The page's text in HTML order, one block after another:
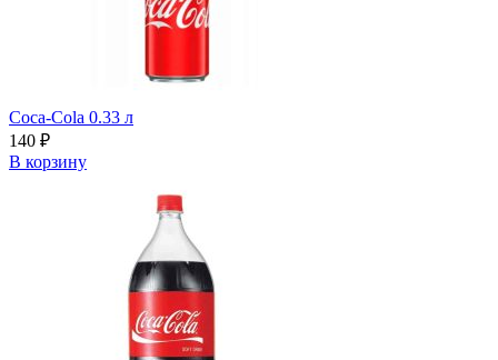
Coca-Cola 0.33 л
140 ₽
В корзину